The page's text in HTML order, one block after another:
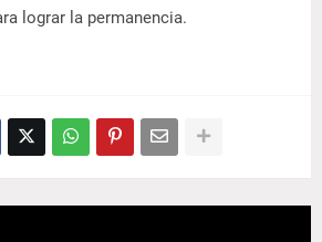
lograr la permanencia.